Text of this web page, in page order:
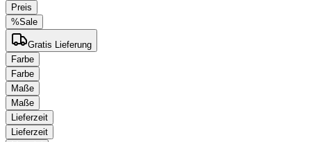
Preis
%Sale
Gratis Lieferung
Farbe
Farbe
Maße
Maße
Lieferzeit
Lieferzeit